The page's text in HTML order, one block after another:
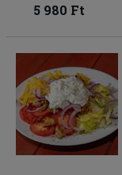
5 980 Ft